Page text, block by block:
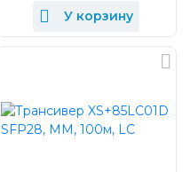
У корзину